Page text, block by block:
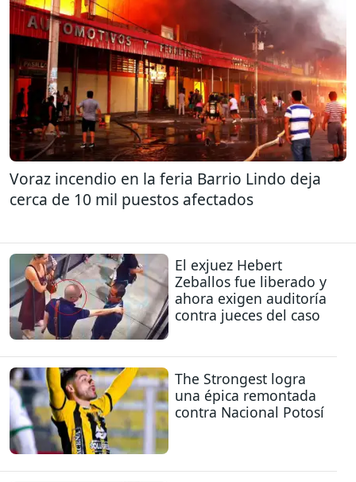
Voraz incendio en la feria Barrio Lindo deja
cerca de 10 mil puestos afectados
El exjuez Hebert
Zeballos fue liberado y
ahora exigen auditoría
contra jueces del caso
The Strongest logra
una épica remontada
contra Nacional Potosí